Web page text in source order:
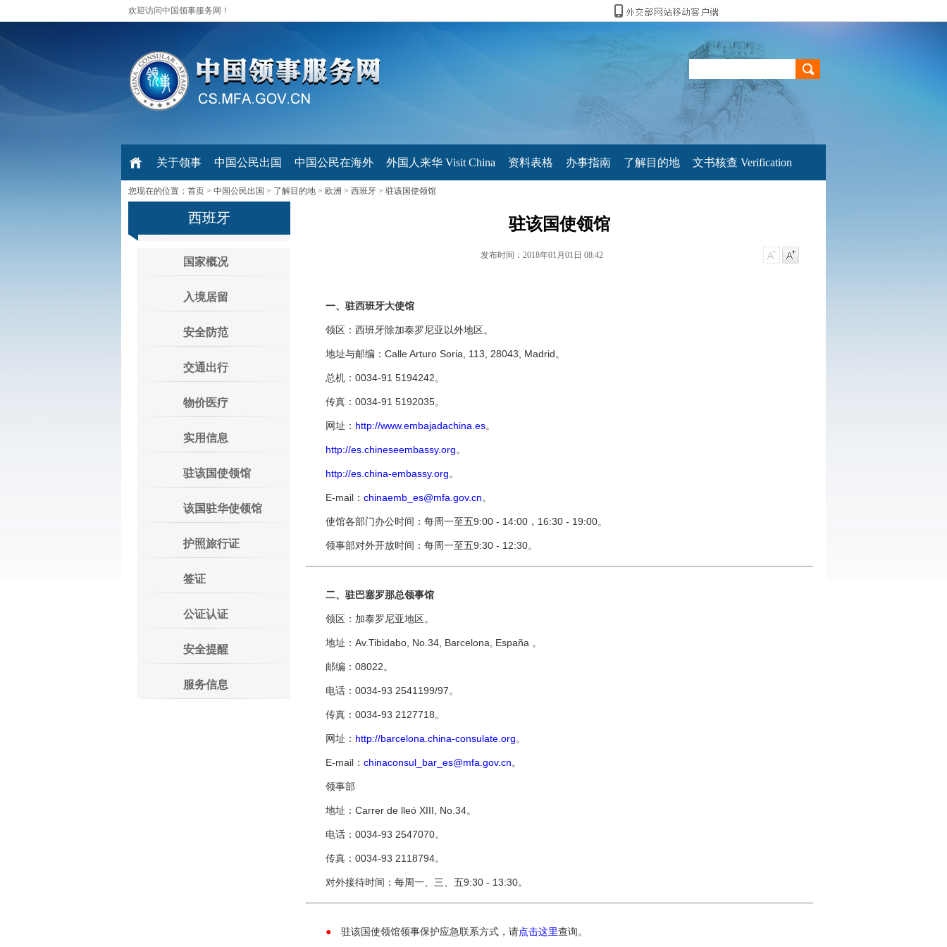
欢迎访问中国领事服务网！
关于领事 中国公民出国 中国公民在海外 外国人来华 Visit China 资料表格 办事指南 了解目的地 文书核查 Verification
您现在的位置： 首页 > 中国公民出国 > 了解目的地 > 欧洲 > 西班牙 > 驻该国使领馆
西班牙
国家概况
入境居留
安全防范
交通出行
物价医疗
实用信息
驻该国使领馆
该国驻华使领馆
护照旅行证
签证
公证认证
安全提醒
服务信息
驻该国使领馆
发布时间：2018年01月01日 08:42
一、驻西班牙大使馆
领区：西班牙除加泰罗尼亚以外地区。
地址与邮编：Calle Arturo Soria, 113, 28043, Madrid。
总机：0034-91 5194242。
传真：0034-91 5192035。
网址： http://www.embajadachina.es。
http://es.chineseembassy.org。
http://es.china-embassy.org。
E-mail： chinaemb_es@mfa.gov.cn。
使馆各部门办公时间：每周一至五9:00 - 14:00，16:30 - 19:00。
领事部对外开放时间：每周一至五9:30 - 12:30。
二、驻巴塞罗那总领事馆
领区：加泰罗尼亚地区。
地址：Av.Tibidabo, No.34, Barcelona, España 。
邮编：08022。
电话：0034-93 2541199/97。
传真：0034-93 2127718。
网址： http://barcelona.china-consulate.org。
E-mail： chinaconsul_bar_es@mfa.gov.cn。
领事部
地址：Carrer de lleó XIII, No.34。
电话：0034-93 2547070。
传真：0034-93 2118794。
对外接待时间：每周一、三、五9:30 - 13:30。
● 驻该国使领馆领事保护应急联系方式，请点击这里查询。